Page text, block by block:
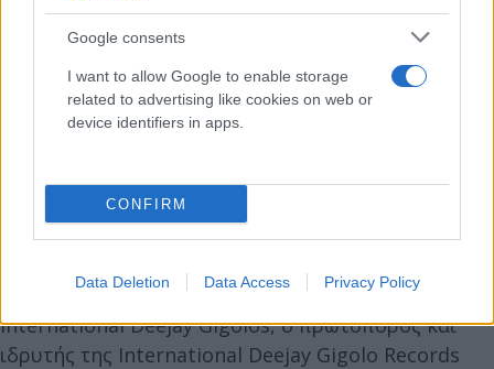
Google consents
I want to allow Google to enable storage
related to advertising like cookies on web or
device identifiers in apps.
CONFIRM
Data Deletion Data Access Privacy Policy
to Global success and main stage. The case of
International Deejay Gigolos, ο πρωτοπόρος και
ιδρυτής της International Deejay Gigolo Records